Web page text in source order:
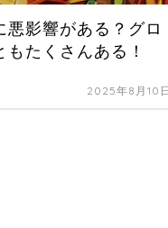
悪影響がある？グロ
たくさんある！
2025年8月10